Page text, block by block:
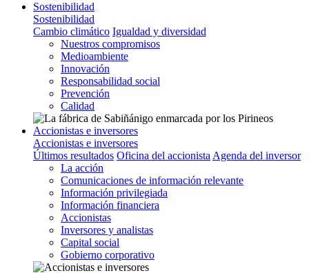
Sostenibilidad
Sostenibilidad
Cambio climático Igualdad y diversidad
Nuestros compromisos
Medioambiente
Innovación
Responsabilidad social
Prevención
Calidad
Accionistas e inversores
Accionistas e inversores
Últimos resultados Oficina del accionista Agenda del inversor
La acción
Comunicaciones de información relevante
Información privilegiada
Información financiera
Accionistas
Inversores y analistas
Capital social
Gobierno corporativo